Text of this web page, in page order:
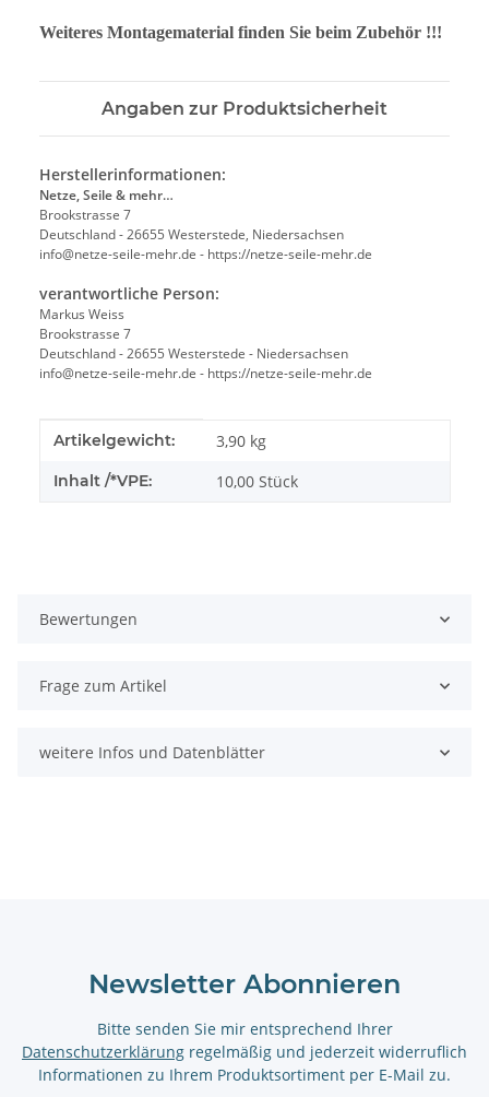
Weiteres Montagematerial finden Sie beim Zubehör !!!
Angaben zur Produktsicherheit
Herstellerinformationen:
Netze, Seile & mehr…
Brookstrasse 7
Deutschland - 26655 Westerstede, Niedersachsen
info@netze-seile-mehr.de - https://netze-seile-mehr.de
verantwortliche Person:
Markus Weiss
Brookstrasse 7
Deutschland - 26655 Westerstede - Niedersachsen
info@netze-seile-mehr.de - https://netze-seile-mehr.de
Produkteigenschaft
Wert
Artikelgewicht: 3,90 kg
Inhalt /*VPE: 10,00 Stück
Bewertungen
Frage zum Artikel
weitere Infos und Datenblätter
Newsletter Abonnieren
Bitte senden Sie mir entsprechend Ihrer
Datenschutzerklärung regelmäßig und jederzeit widerruflich
Informationen zu Ihrem Produktsortiment per E-Mail zu.